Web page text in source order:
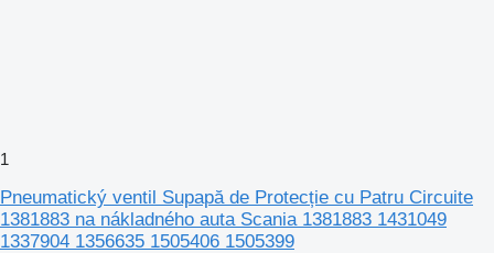
1
Pneumatický ventil Supapă de Protecție cu Patru Circuite
1381883 na nákladného auta Scania 1381883 1431049
1337904 1356635 1505406 1505399